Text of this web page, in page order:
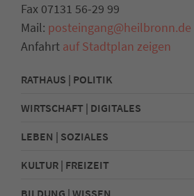
Fax 07131 56-29 99
Mail: posteingang@heilbronn.de
Anfahrt auf Stadtplan zeigen
RATHAUS | POLITIK
WIRTSCHAFT | DIGITALES
LEBEN | SOZIALES
KULTUR | FREIZEIT
BILDUNG | WISSEN